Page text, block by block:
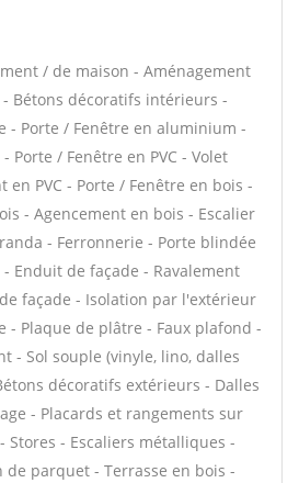
/ de maison - Aménagement
Bétons décoratifs intérieurs -
- Porte / Fenêtre en aluminium -
Porte / Fenêtre en PVC - Volet
PVC - Porte / Fenêtre en bois -
- Agencement en bois - Escalier
- Ferronnerie - Porte blindée
Enduit de façade - Ravalement
façade - Isolation par l'extérieur
- Plaque de plâtre - Faux plafond -
- Sol souple (vinyle, lino, dalles
décoratifs extérieurs - Dalles
- Placards et rangements sur
Stores - Escaliers métalliques -
de parquet - Terrasse en bois -